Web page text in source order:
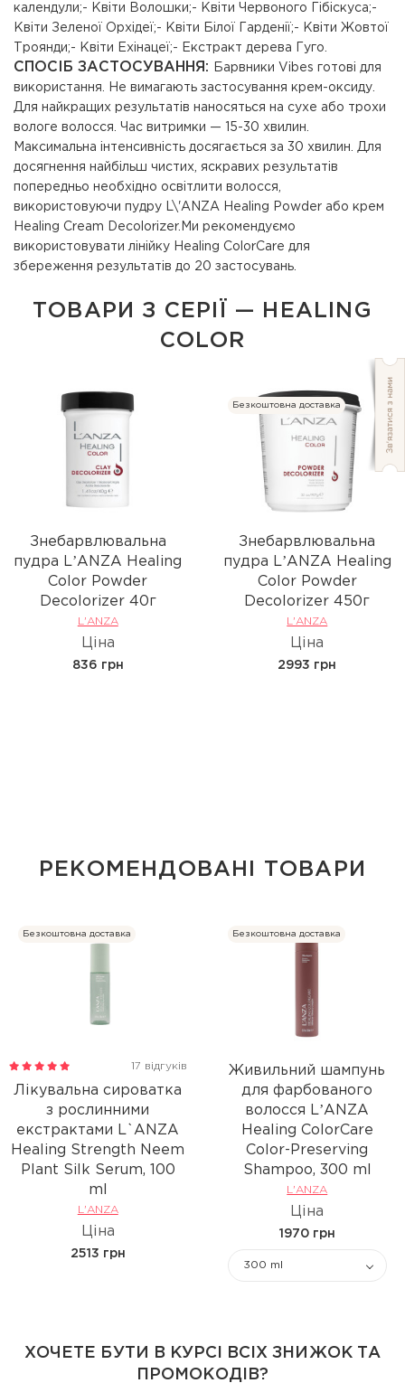
календули;- Квіти Волошки;- Квіти Червоного Гібіскуса;-
Квіти Зеленої Орхідеї;- Квіти Білої Гарденії;- Квіти Жовтої
Троянди;- Квіти Ехінацеї;- Екстракт дерева Гуго.
СПОСІБ ЗАСТОСУВАННЯ:
Барвники Vibes готові для
використання. Не вимагають застосування крем-оксиду.
Для найкращих результатів наносяться на сухе або трохи
вологе волосся. Час витримки — 15-30 хвилин.
Максимальна інтенсивність досягається за 30 хвилин. Для
досягнення найбільш чистих, яскравих результатів
попередньо необхідно освітлити волосся,
використовуючи пудру L\'ANZA Healing Powder або крем
Healing Cream Decolorizer.Ми рекомендуємо
використовувати лінійку Healing ColorCare для
збереження результатів до 20 застосувань.
ТОВАРИ З СЕРІЇ — HEALING
COLOR
Знебарвлювальна
пудра LʼANZA Healing
Color Powder
Decolorizer 40г
L'ANZA
Ціна
836 грн
Безкоштовна доставка
Знебарвлювальна
пудра LʼANZA Healing
Color Powder
Decolorizer 450г
L'ANZA
Ціна
2993 грн
РЕКОМЕНДОВАНІ ТОВАРИ
Безкоштовна доставка
17 відгуків
Лікувальна сироватка
з рослинними
екстрактами L`ANZA
Healing Strength Neem
Plant Silk Serum, 100
ml
L'ANZA
Ціна
2513 грн
Безкоштовна доставка
Живильний шампунь
для фарбованого
волосся LʼANZA
Healing ColorCare
Color-Preserving
Shampoo, 300 ml
L'ANZA
Ціна
1970 грн
300 ml
ХОЧЕТЕ БУТИ В КУРСІ ВСІХ ЗНИЖОК ТА
ПРОМОКОДІВ?